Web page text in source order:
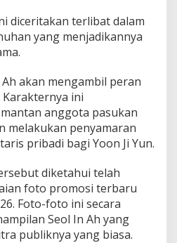
u
s
e
D
i
e
b
u
M
r
i
p
A
diceritakan terlibat dalam
yang menjadikannya
akan mengambil peran
Karakternya ini
anggota pasukan
melakukan penyamaran
pribadi bagi Yoon Ji Yun.
diketahui telah
foto promosi terbaru
Foto-foto ini secara
Seol In Ah yang
publiknya yang biasa.